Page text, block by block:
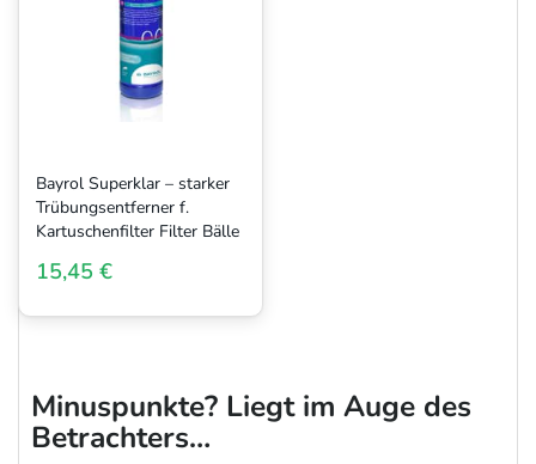
Bayrol Superklar – starker
Trübungsentferner f.
Kartuschenfilter Filter Bälle
15,45 €
Minuspunkte? Liegt im Auge des
Betrachters…